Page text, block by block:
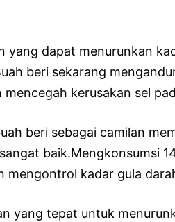
yang dapat menurunkan
beri sekarang
kerusakan sel
beri sebagai camilan
baik.Mengkonsumsi
mengontrol kadar gula
yang tepat untuk